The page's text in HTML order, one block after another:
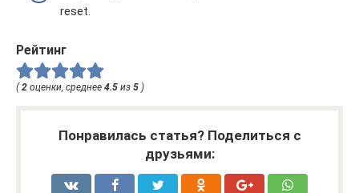
reset.
Рейтинг
( 2 оценки, среднее 4.5 из 5 )
Понравилась статья? Поделиться с
друзьями: